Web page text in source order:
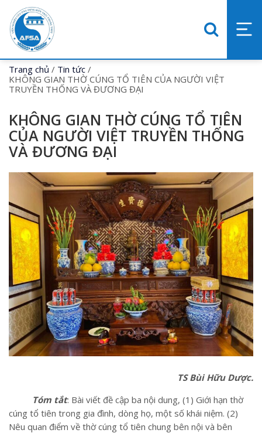
Trang chủ / Tin tức /
KHÔNG GIAN THỜ CÚNG TỔ TIÊN CỦA NGƯỜI VIỆT
TRUYỀN THỐNG VÀ ĐƯƠNG ĐẠI
KHÔNG GIAN THỜ CÚNG TỔ TIÊN
CỦA NGƯỜI VIỆT TRUYỀN THỐNG
VÀ ĐƯƠNG ĐẠI
TS Bùi Hữu Dược.
Tóm tắt: Bài viết đề cập ba nội dung, (1) Giới hạn thờ
cúng tổ tiên trong gia đình, dòng họ, một số khái niệm. (2)
Nêu quan điểm về thờ cúng tổ tiên chung bên nội và bên